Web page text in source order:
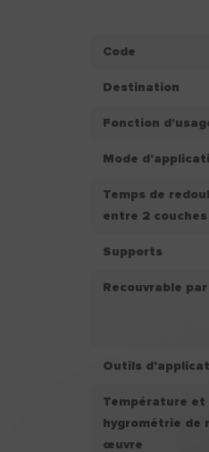
Code
Destination
Fonction
Mode
Temps de
entre 2 couches
Supports
Recouvrable par
Outils
Température et
hygrométrie de
œuvre